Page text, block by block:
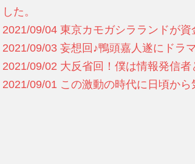
した。
2021/09/04 東京カモガシラランドが資
2021/09/03 妄想回♪鴨頭嘉人遂にドラ
2021/09/02 大反省回！僕は情報発信者
2021/09/01 この激動の時代に日頃から